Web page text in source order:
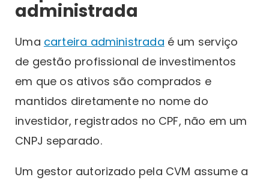
administrada
Uma carteira administrada é um serviço
de gestão profissional de investimentos
em que os ativos são comprados e
mantidos diretamente no nome do
investidor, registrados no CPF, não em um
CNPJ separado.
Um gestor autorizado pela CVM assume a